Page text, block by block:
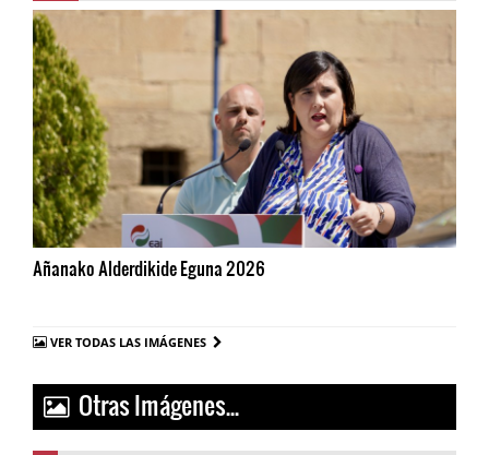
Añanako Alderdikide Eguna 2026
VER TODAS LAS IMÁGENES
Otras Imágenes...